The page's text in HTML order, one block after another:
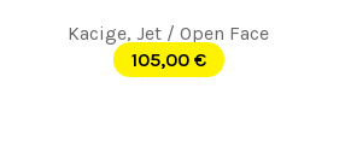
Kacige, Jet / Open Face
105,00 €